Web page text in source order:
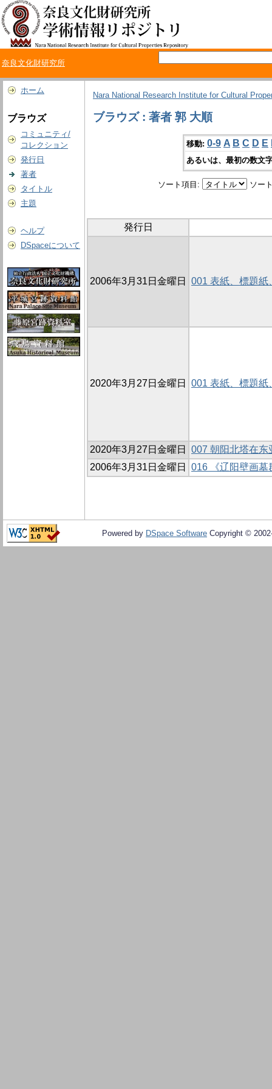
奈良文化財研究所
ホーム
ブラウズ
コミュニティ/
コレクション
発行日
著者
タイトル
主題
ヘルプ
DSpaceについて
Nara National Research Institute for Cultural
ブラウズ : 著者 郭 大順
移動: 0-9 A B C D E
あるいは、最初の数文
ソート項目: ソー
発行日
2006年3月31日金曜日 001 表紙、標題紙
2020年3月27日金曜日 001 表紙、標題紙
2020年3月27日金曜日
007 朝阳北塔在东
2006年3月31日金曜日
016 《辽阳壁画墓
Powered by DSpace Software Copyright ©